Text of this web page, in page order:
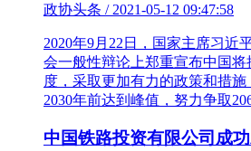
政协头条 / 2021-05-12 09:47:58
2020年9月22日，国家主席习近
会一般性辩论上郑重宣布中国将
度，采取更加有力的政策和措
2030年前达到峰值，努力争取
中国铁路投资有限公司成